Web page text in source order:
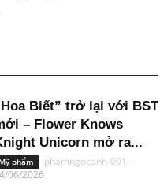
Biết” trở lại với BST
– Flower Knows
Unicorn mở ra...
Mỹ phẩm phamngocanh-001
-
06/2026